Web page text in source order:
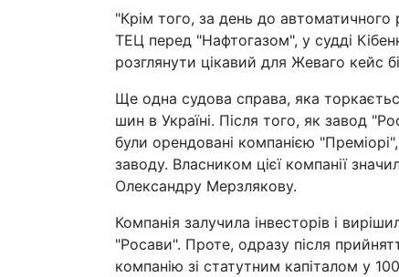
"Крім того, за день до автоматичного
ТЕЦ перед "Нафтогазом", у судді
розглянути цікавий для Жеваго кейс
Ще одна судова справа, яка
шин в Україні. Після того, як завод
були орендовані компанією
заводу. Власником цієї компанії
Олександру Мерзлякову.
Компанія залучила інвесторів і
"Росави". Проте, одразу після
компанію зі статутним капіталом у